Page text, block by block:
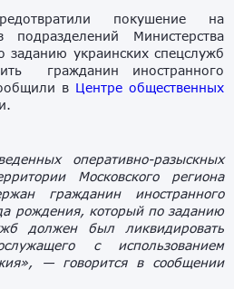
покушение на
Министерства
украинских спецслужб
гражданин иностранного
в Центре общественных
оперативно-разыскных
Московского региона
гражданин иностранного
рождения, который по заданию
должен был ликвидировать
с использованием
— говорится в сообщении